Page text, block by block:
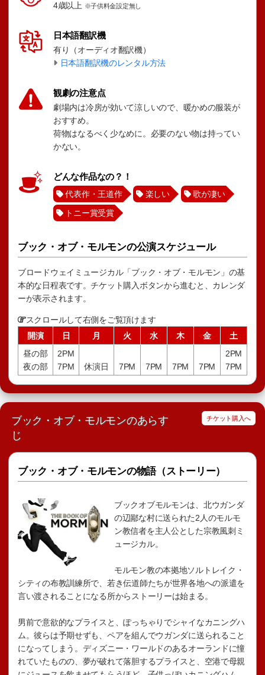
4歳以上 ※子供料金設定無し
日本語翻訳機
有り（オーディオ翻訳機）
日本語翻訳機のレンタル方法
観劇の注意点
劇場内は冷房が効いて涼しいので、暖かめの服装が
おすすめ。
荷物はなるべく少なめに。必要のない物は持ってい
かない。
どんな作品なの？！
代表作・王道作
楽しい
歌が凄い
トニー賞受賞
ブック・オブ・モルモンの公演スケジュール
ブロードウェイミュージカル「ブック・オブ・モルモン」の基
本的な日程表です。チケット購入ボタンから進むと、カレンダ
ーが表示されます。
スクロールして右側をご覧頂けます
開演
日 月 火 水 木 金
土
昼の部
夜の部
2PM
7PM
休演日 7PM 7PM 7PM 7PM
2PM
7PM
ブック・オブ・モルモンのあらす
じ
チケット購入へ
ブック・オブ・モルモンの物語（ストーリー）
ブックオブモルモンは、北ウガンダ
の辺鄙な村に送られた2人のモルモ
ン教信者を主人公とした宗教風刺ミ
ュージカル。
モルモン教の本拠地ソルトレイク・
シティの布教訓練所で、若き伝道師たちが世界各地への派遣を
言い渡されることになる所からストーリーは始まる。
男前で意欲的なプライスと、ぽっちゃりでシャイなカニングハ
ム。彼らは予期せずも、ペアを組んでウガンダに送られること
になってしまう。ディズニー・ワールドのあるオーランドに憧
れていたものの、夢が破れて落胆するプライスと、空港で母親